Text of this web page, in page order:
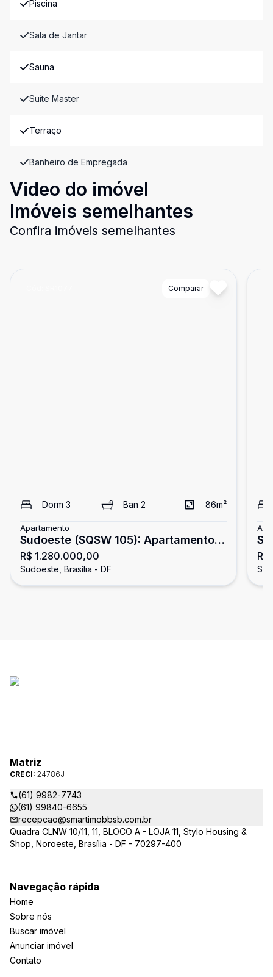
Piscina
Sala de Jantar
Sauna
Suíte Master
Terraço
Banheiro de Empregada
Video do imóvel
Imóveis semelhantes
Confira imóveis semelhantes
Comparar
Dorm 3 Ban2 86m²
Apartamento
Sudoeste (SQSW 105): Apartamento
03 Quartos à venda | Nascente e
Vista para o Parque (86m²)
R$ 1.280.000,00
Sudoeste, Brasília - DF
Matriz
CRECI: 24786J
(61) 9982-7743
(61) 99840-6655
recepcao@smartimobbsb.com.br
Quadra CLNW 10/11, 11, BLOCO A - LOJA 11, Stylo Housing &
Shop, Noroeste, Brasília - DF - 70297-400
Navegação rápida
Home
Sobre nós
Buscar imóvel
Anunciar imóvel
Contato